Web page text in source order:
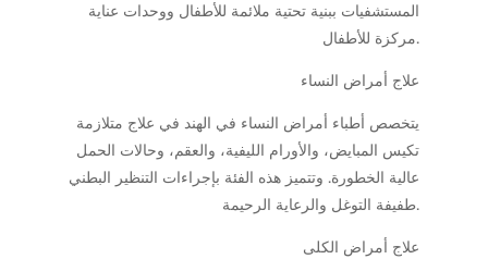
المستشفيات ببنية تحتية ملائمة للأطفال ووحدات عناية
مركزة للأطفال.
علاج أمراض النساء
يتخصص أطباء أمراض النساء في الهند في علاج متلازمة
تكيس المبايض، والأورام الليفية، والعقم، وحالات الحمل
عالية الخطورة. وتتميز هذه الفئة بإجراءات التنظير البطني
طفيفة التوغل والرعاية الرحيمة.
علاج أمراض الكلى